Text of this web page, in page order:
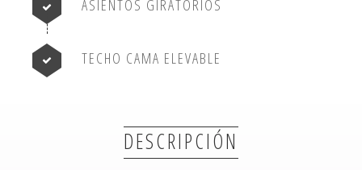
ASIENTOS GIRATORIOS
TECHO CAMA ELEVABLE
DESCRIPCIÓN